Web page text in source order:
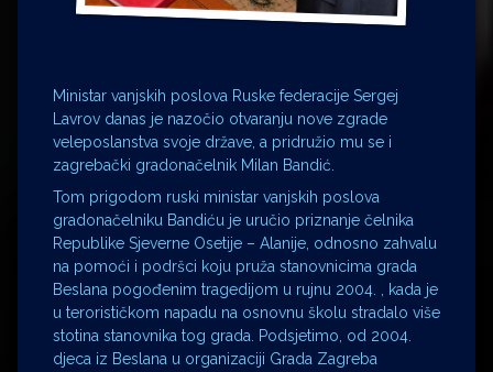
Ministar vanjskih poslova Ruske federacije Sergej
Lavrov danas je nazočio otvaranju nove zgrade
veleposlanstva svoje države, a pridružio mu se i
zagrebački gradonačelnik Milan Bandić.
Tom prigodom ruski ministar vanjskih poslova
gradonačelniku Bandiću je uručio priznanje čelnika
Republike Sjeverne Osetije – Alanije, odnosno zahvalu
na pomoći i podršci koju pruža stanovnicima grada
Beslana pogođenim tragedijom u rujnu 2004. , kada je
u terorističkom napadu na osnovnu školu stradalo više
stotina stanovnika tog grada. Podsjetimo, od 2004.
djeca iz Beslana u organizaciji Grada Zagreba